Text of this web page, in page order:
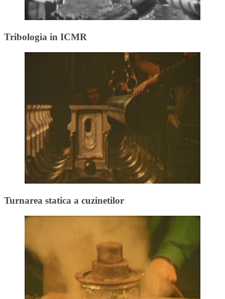
Tribologia in ICMR
Turnarea statica a cuzinetilor